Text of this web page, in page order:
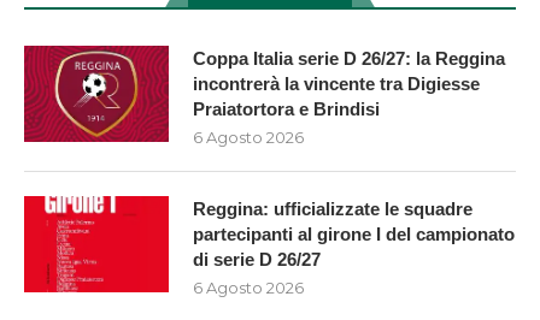
Coppa Italia serie D 26/27: la Reggina
incontrerà la vincente tra Digiesse
Praiatortora e Brindisi
6 Agosto 2026
Reggina: ufficializzate le squadre
partecipanti al girone I del campionato
di serie D 26/27
6 Agosto 2026